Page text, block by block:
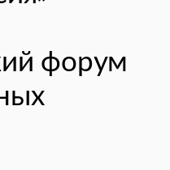
форум